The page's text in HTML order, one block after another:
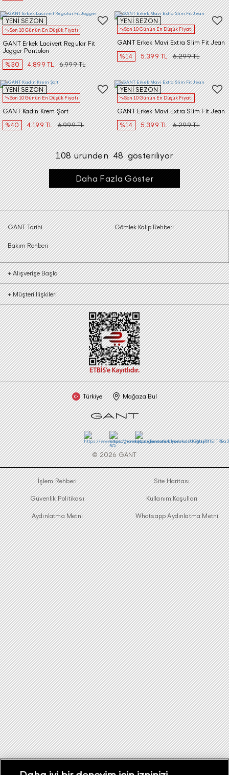
YENİ SEZON
Son 10 Günün En Düşük Fiyatı
GANT Erkek Lacivert Regular Fit
Jogger Pantolon
%30
4.899 TL 6.999 TL
YENİ SEZON
Son 10 Günün En Düşük Fiyatı
GANT Erkek Mavi Extra Slim Fit Jean
%14
5.399 TL 6.299 TL
YENİ SEZON
Son 10 Günün En Düşük Fiyatı
GANT Kadın Krem Şort
%40
4.199 TL 6.999 TL
YENİ SEZON
Son 10 Günün En Düşük Fiyatı
GANT Erkek Mavi Extra Slim Fit Jean
%14
5.399 TL 6.299 TL
108üründen48gösteriliyor
Daha Fazla Göster
GANT Tarihi Gömlek Kalıp Rehberi
Bakım Rehberi
+Alışverişe Başla
+Müşteri İlişkileri
Türkiye Mağaza Bul
©2026GANT
İşlem Rehberi Site Haritası
Güvenlik Politikası Kullanım Koşulları
Aydınlatma Metni Whatsapp Aydınlatma Metni